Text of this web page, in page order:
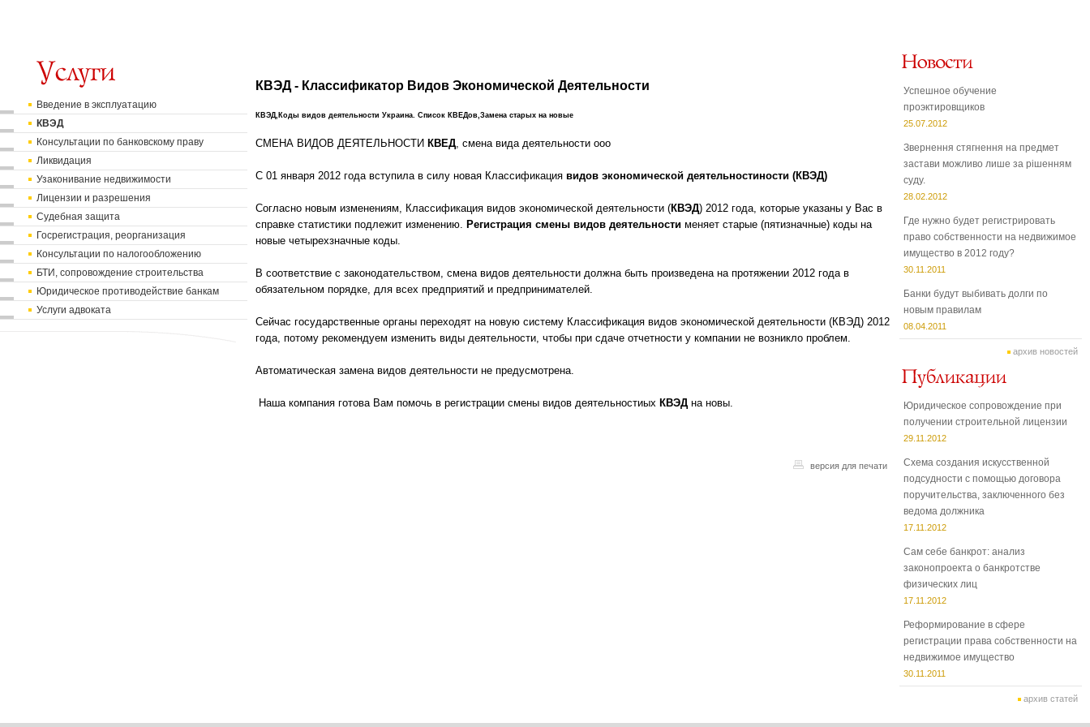
Введение в эксплуатацию
КВЭД
Консультации по банковскому праву
Ликвидация
Узаконивание недвижимости
Лицензии и разрешения
Судебная защита
Госрегистрация, реорганизация
Консультации по налогообложению
БТИ, сопровождение строительства
Юридическое противодействие банкам
Услуги адвоката
КВЭД - Классификатор Видов Экономической Деятельности
КВЭД,Коды видов деятельности Украина. Список КВЕДов,Замена старых на новые
СМЕНА ВИДОВ ДЕЯТЕЛЬНОСТИ КВЕД, смена вида деятельности ооо
С 01 января 2012 года вступила в силу новая Классификация видов экономической деятельностиности (КВЭД)
Согласно новым изменениям, Классификация видов экономической деятельности (КВЭД) 2012 года, которые указаны у Вас в
справке статистики подлежит изменению. Регистрация смены видов деятельности меняет старые (пятизначные) коды на
новые четырехзначные коды.
В соответствие с законодательством, смена видов деятельности должна быть произведена на протяжении 2012 года в
обязательном порядке, для всех предприятий и предпринимателей.
Сейчас государственные органы переходят на новую систему Классификация видов экономической деятельности (КВЭД) 2012
года, потому рекомендуем изменить виды деятельности, чтобы при сдаче отчетности у компании не возникло проблем.
Автоматическая замена видов деятельности не предусмотрена.
Наша компания готова Вам помочь в регистрации смены видов деятельностиых КВЭД на новы.
версия для печати
Успешное обучение
проэктировщиков
25.07.2012
Звернення стягнення на предмет
застави можливо лише за рішенням
суду.
28.02.2012
Где нужно будет регистрировать
право собственности на недвижимое
имущество в 2012 году?
30.11.2011
Банки будут выбивать долги по
новым правилам
08.04.2011
архив новостей
Юридическое сопровождение при
получении строительной лицензии
29.11.2012
Схема создания искусственной
подсудности с помощью договора
поручительства, заключенного без
ведома должника
17.11.2012
Сам себе банкрот: анализ
законопроекта о банкротстве
физических лиц
17.11.2012
Реформирование в сфере
регистрации права собственности на
недвижимое имущество
30.11.2011
архив статей